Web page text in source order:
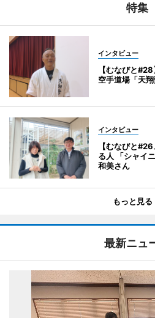
特集
インタビュー
【むなびと
空手道場「天
インタビュー
【むなびと
る人 「シャイ
和美さん
もっと見る
最新ニュ